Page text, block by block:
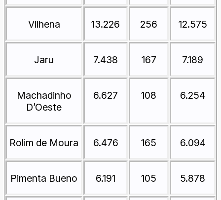
Vilhena 13.226 256 12.575
Jaru 7.438 167 7.189
Machadinho
D’Oeste
6.627 108 6.254
Rolim de Moura 6.476 165 6.094
Pimenta Bueno 6.191 105 5.878